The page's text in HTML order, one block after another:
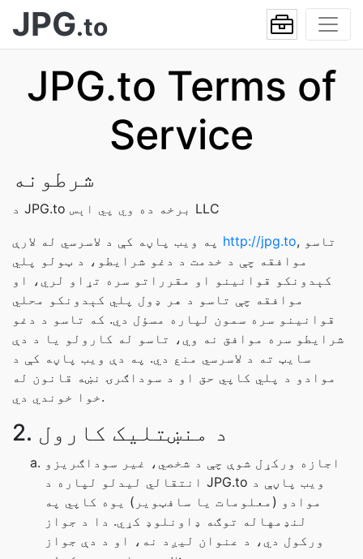
JPG.to
JPG.to Terms of
Service
شرطونه
د JPG.to برخه ده وي پي اېس
LLC
http://jpg.to, تاسو
موافقه چې د خدمت د دغو شرایطو، د ټولو پلي
کېدونکو قوانینو او مقرراتو سره تړاو لري، او
موافقه چې تاسو د هر ډول پلي کېدونکو محلي
قوانینو سره سمون لپاره مسؤل دي. که تاسو د دغو
شرایطو سره موافق نه وي، تاسو له کارولو یا د دې
سایټ ته د لاسرسي منع دي. په دې ویب پاڼه کې د
موادو د پلي کاپي حق او د سوداګرۍ نښه قانون له
خوا خوندي دي.
2. د منښتليک کارول
اجازه ورکړل شوې چې د شخصي، غیر سوداګریزو
انتقالي لیدلو لپاره د JPG.to ویب پاڼې د
موادو (معلومات یا سافټویر) یوه کاپي په
لنډمهاله توګه ډاونلوډ کړي. دا د جواز
ورکول دي، د عنوان لیږد نه، او د دې جواز